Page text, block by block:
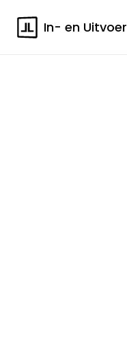
In- en Uitvoer